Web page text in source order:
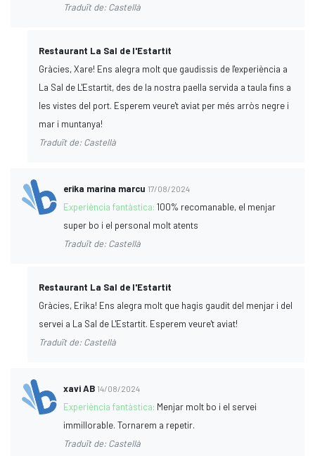
Traduït de: Castellà
Restaurant La Sal de l'Estartit
Gràcies, Xare! Ens alegra molt que gaudissis de l'experiència a
La Sal de L'Estartit, des de la nostra paella servida a taula fins a
les vistes del port. Esperem veure't aviat per més arròs negre i
mar i muntanya!
Traduït de: Castellà
erika marina marcu 17/08/2024
Experiència fantàstica:100% recomanable, el menjar
super bo i el personal molt atents
Traduït de: Castellà
Restaurant La Sal de l'Estartit
Gràcies, Erika! Ens alegra molt que hagis gaudit del menjar i del
servei a La Sal de L'Estartit. Esperem veure't aviat!
Traduït de: Castellà
xavi AB 14/08/2024
Experiència fantàstica: Menjar molt bo i el servei
immillorable. Tornarem a repetir.
Traduït de: Castellà